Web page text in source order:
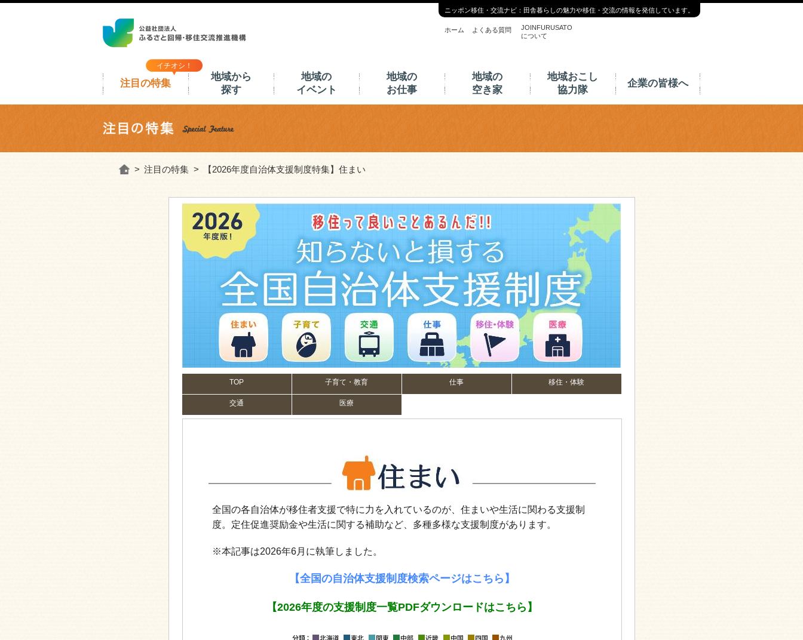
ニッポン移住・交流ナビ：田舎暮らしの魅力や移住・交流の情報を発信しています。
ホーム よくある質問
JOINFURUSATO
について
イチオシ！
注目の特集
地域から
探す
地域の
イベント
地域の
お仕事
地域の
空き家
地域おこし
協力隊
企業の皆様へ
ホーム 注目の特集 【2026年度自治体支援制度特集】住まい
TOP 子育て・教育 仕事 移住・体験
交通 医療
全国の各自治体が移住者支援で特に力を入れているのが、住まいや生活に関わる支援制
度。定住促進奨励金や生活に関する補助など、多種多様な支援制度があります。
※本記事は2026年6月に執筆しました。
【全国の自治体支援制度検索ページはこちら】
【2026年度の支援制度一覧PDFダウンロードはこちら】